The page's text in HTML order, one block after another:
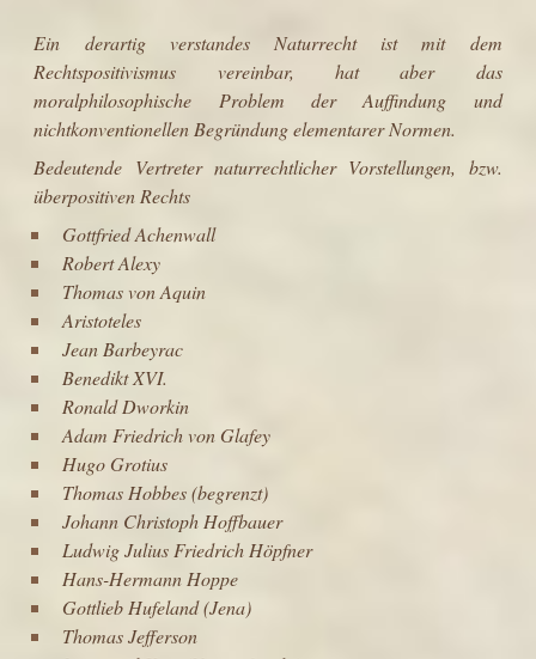
Ein derartig verstandes Naturrecht ist mit dem
Rechtspositivismus vereinbar, hat aber das
moralphilosophische Problem der Auffindung und
nichtkonventionellen Begründungelementarer Normen.
Bedeutende Vertreter naturrechtlicher Vorstellungen, bzw.
überpositiven Rechts
Gottfried Achenwall
Robert Alexy
Thomas von Aquin
Aristoteles
Jean Barbeyrac
Benedikt XVI.
Ronald Dworkin
Adam Friedrich von Glafey
Hugo Grotius
Thomas Hobbes(begrenzt)
Johann Christoph Hoffbauer
Ludwig Julius Friedrich Höpfner
Hans-Hermann Hoppe
Gottlieb Hufeland(Jena)
Thomas Jefferson